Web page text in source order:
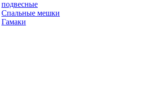
подвесные
Спальные мешки
Гамаки